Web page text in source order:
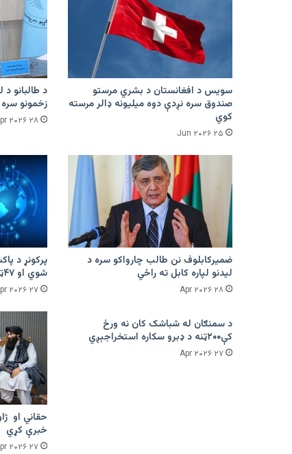
سویس د افغانستان د بشري مرستو
صندوق سره نږدې دوه میلیونه ډالر مرسته
کوي
۲۵ Jun ۲۰۲۶
د طالبانو د
زخمونو
۲۸ Apr ۲۰۲۶
ضمیرکابلوف نن طالب چارواکو سره د
لیدنو لپاره کابل ته راځي
۲۸ Apr ۲۰۲۶
شوي او ۴۷ټپیان دي
۲۷ Apr ۲۰۲۶
د سمنګان له شباشک کان نه ورځ
کې۲۰۰ټنه د ډبرو سکاره استخراجېږي
۲۷ Apr ۲۰۲۶
حقاني او
خبرې کړي
۲۷ Apr ۲۰۲۶